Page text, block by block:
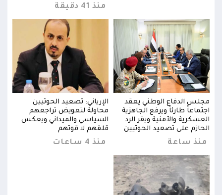
منذ 41 دقيقة
مجلس الدفاع الوطني يعقد
اجتماعاً طارئاً ويرفع الجاهزية
العسكرية والأمنية ويقر الرد
الحازم على تصعيد الحوثيين
منذ ساعة
الإرياني: تصعيد الحوثيين
محاولة لتعويض تراجعهم
السياسي والميداني ويعكس
قلقهم لا قوتهم
منذ 4 ساعات